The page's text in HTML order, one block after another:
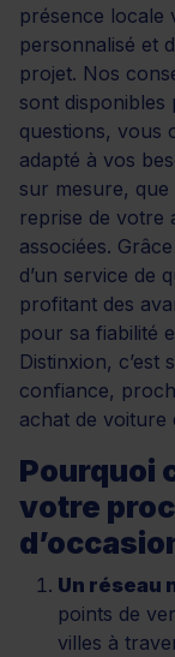
présence locale
personnalisé et
projet. Nos
sont
questions, vous
adapté à vos
sur mesure,
reprise de votre
associées.
d’un service de
profitant des
pour sa fiabilité
Distinxion, c’est
confiance,
achat de voiture
Pourquoi
votre
Un réseau
points de
villes à